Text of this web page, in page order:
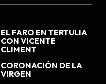
EL FARO EN TERTULIA
CON VICENTE
CLIMENT
CORONACIÓN DE LA
VIRGEN